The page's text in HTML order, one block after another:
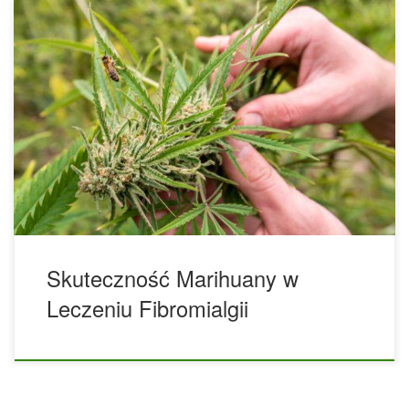
Pomimo tego, że jest to stosunkowo nowa patologia,
zdefiniowana po raz pierwszy w 1990 roku, fibromialgia jest
jednym z najczęstszych przewlekłych zaburzeń bólowych na
świecie. Szacuje się, że 5% światowej populacji cierpi na tę
chorobę, a 90% zdiagnozowanych pacjentów to kobiety.
Doświadczają one powszechnego chronicznego bólu
mięśni, któremu często towarzyszy sztywność stawów, bóle
głowy, problemy trawienne i poznawcze, zmęczenie i […]
Skuteczność Marihuany w
Leczeniu Fibromialgii